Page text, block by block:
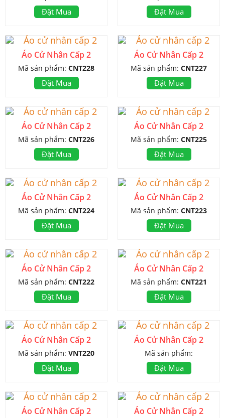
Đặt Mua Đặt Mua
Áo Cử Nhân Cấp 2
Mã sản phẩm: CNT228
Đặt Mua
Áo Cử Nhân Cấp 2
Mã sản phẩm: CNT227
Đặt Mua
Áo Cử Nhân Cấp 2
Mã sản phẩm: CNT226
Đặt Mua
Áo Cử Nhân Cấp 2
Mã sản phẩm: CNT225
Đặt Mua
Áo Cử Nhân Cấp 2
Mã sản phẩm: CNT224
Đặt Mua
Áo Cử Nhân Cấp 2
Mã sản phẩm: CNT223
Đặt Mua
Áo Cử Nhân Cấp 2
Mã sản phẩm: CNT222
Đặt Mua
Áo Cử Nhân Cấp 2
Mã sản phẩm: CNT221
Đặt Mua
Áo Cử Nhân Cấp 2
Mã sản phẩm: VNT220
Đặt Mua
Áo Cử Nhân Cấp 2
Mã sản phẩm:
Đặt Mua
Áo Cử Nhân Cấp 2 Áo Cử Nhân Cấp 2